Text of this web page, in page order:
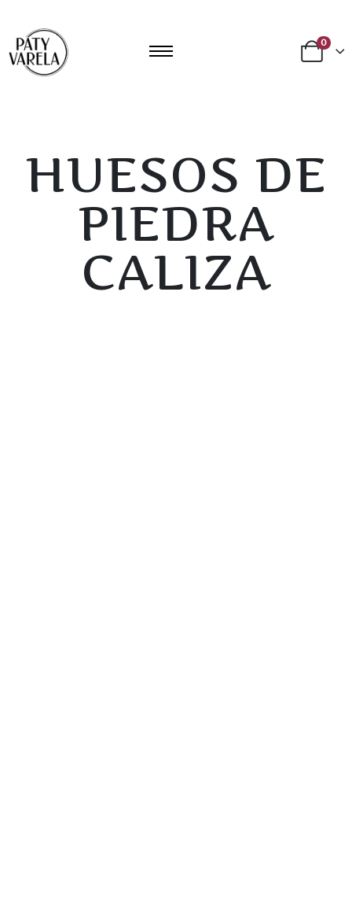
0
HUESOS DE
PIEDRA
CALIZA